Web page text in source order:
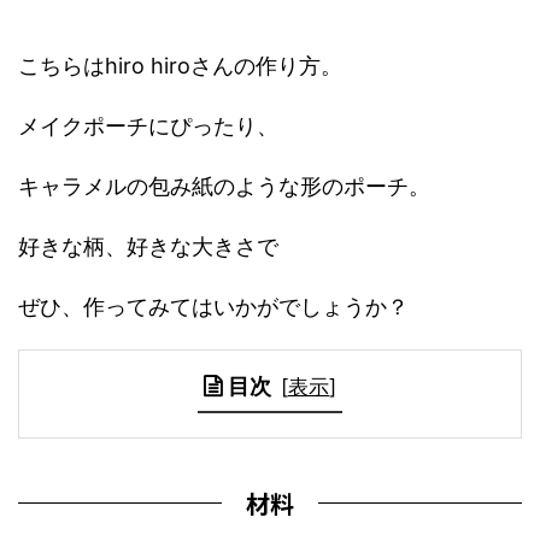
こちらはhiro hiroさんの作り方。
メイクポーチにぴったり、
キャラメルの包み紙のような形のポーチ。
好きな柄、好きな大きさで
ぜひ、作ってみてはいかがでしょうか？
目次 [表示]
材料